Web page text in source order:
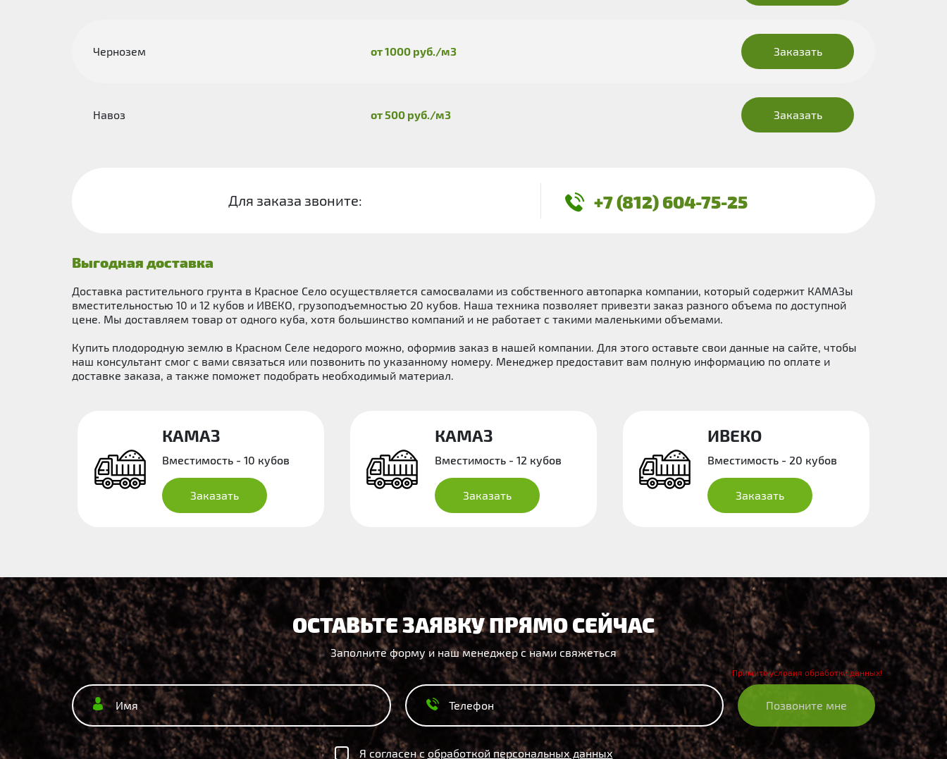
Чернозем от 1000 руб./м3 Заказать
Навоз от 500 руб./м3 Заказать
Для заказа звоните: +7 (812) 604-75-25
Выгодная доставка
Доставка растительного грунта в Красное Село осуществляется самосвалами из собственного автопарка компании, который содержит КАМАЗы
вместительностью 10 и 12 кубов и ИВЕКО, грузоподъемностью 20 кубов. Наша техника позволяет привезти заказ разного объема по доступной
цене. Мы доставляем товар от одного куба, хотя большинство компаний и не работает с такими маленькими объемами.
Купить плодородную землю в Красном Селе недорого можно, оформив заказ в нашей компании. Для этого оставьте свои данные на сайте, чтобы
наш консультант смог с вами связаться или позвонить по указанному номеру. Менеджер предоставит вам полную информацию по оплате и
доставке заказа, а также поможет подобрать необходимый материал.
КАМАЗ
Вместимость - 10 кубов
Заказать
КАМАЗ
Вместимость - 12 кубов
Заказать
ИВЕКО
Вместимость - 20 кубов
Заказать
ОСТАВЬТЕ ЗАЯВКУ ПРЯМО СЕЙЧАС
Заполните форму и наш менеджер с нами свяжеться
Позвоните мне
Я согласен с обработкой персональных данных